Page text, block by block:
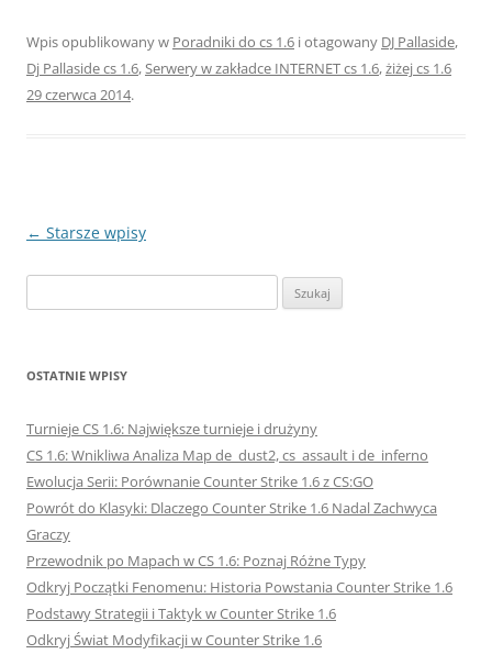
Wpis opublikowany w Poradniki do cs 1.6 i otagowany DJ Pallaside,
Dj Pallaside cs 1.6,Serwery w zakładce INTERNET cs 1.6,żiżej cs 1.6
29 czerwca 2014.
Nawigacja
← Starsze wpisy
OSTATNIE WPISY
Turnieje CS 1.6: Największe turnieje i drużyny
CS 1.6: Wnikliwa Analiza Map de_dust2, cs_assault i de_inferno
Ewolucja Serii: Porównanie Counter Strike 1.6 z CS:GO
Powrót do Klasyki: Dlaczego Counter Strike 1.6 Nadal Zachwyca
Graczy
Przewodnik po Mapach w CS 1.6: Poznaj Różne Typy
Odkryj Początki Fenomenu: Historia Powstania Counter Strike 1.6
Podstawy Strategii i Taktyk w Counter Strike 1.6
Odkryj Świat Modyfikacji w Counter Strike 1.6